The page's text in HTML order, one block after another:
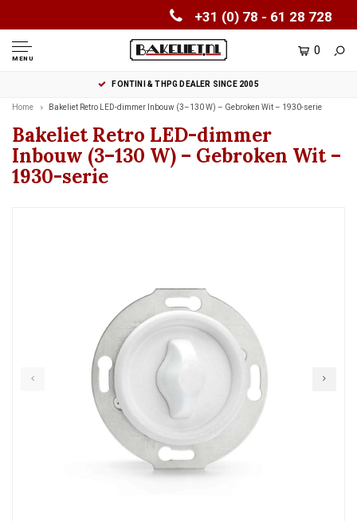
+31 (0) 78 - 61 28 728
MENU
0
FONTINI & THPG DEALER SINCE 2005
Home Bakeliet Retro LED-dimmer Inbouw (3–130 W) – Gebroken Wit – 1930-serie
Bakeliet Retro LED-dimmer
Inbouw (3–130 W) – Gebroken Wit –
1930-serie